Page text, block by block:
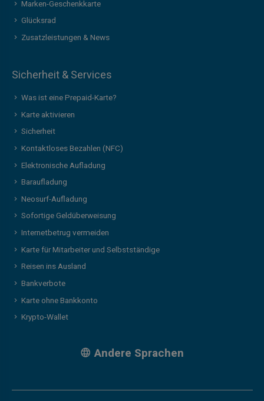
Marken-Geschenkkarte
Glücksrad
Zusatzleistungen & News
Sicherheit & Services
Was ist eine Prepaid-Karte?
Karte aktivieren
Sicherheit
Kontaktloses Bezahlen (NFC)
Elektronische Aufladung
Baraufladung
Neosurf-Aufladung
Sofortige Geldüberweisung
Internetbetrug vermeiden
Karte für Mitarbeiter und Selbstständige
Reisen ins Ausland
Bankverbote
Karte ohne Bankkonto
Krypto-Wallet
Andere Sprachen